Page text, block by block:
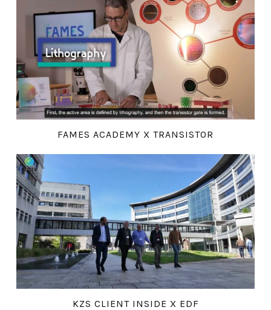
FAMES ACADEMY X TRANSISTOR
KZS CLIENT INSIDE X EDF